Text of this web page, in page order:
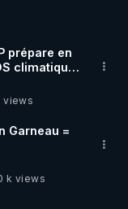
JOUR pour
à RGNR.tv à
à tout le
Un été pour
rgnr.tv/@un-
prépare en
climatique,
views
Garneau =
k views